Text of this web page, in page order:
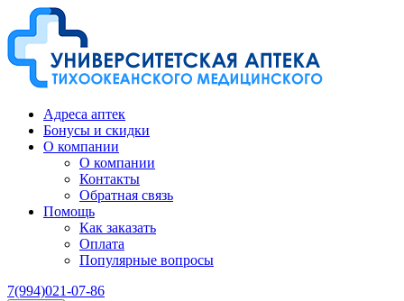
Адреса аптек
Бонусы и скидки
О компании
О компании
Контакты
Обратная связь
Помощь
Как заказать
Оплата
Популярные вопросы
7(994)021-07-86